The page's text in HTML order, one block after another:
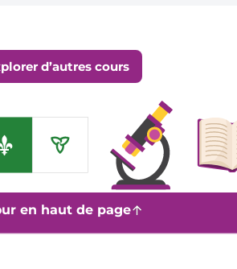
d’autres cours
en haut de page